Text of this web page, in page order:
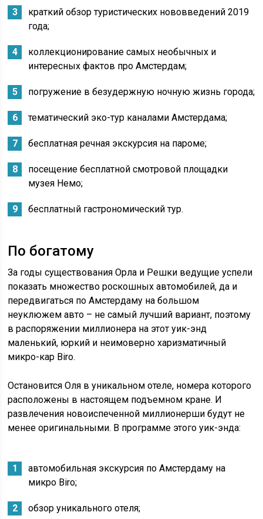
краткий обзор туристических нововведений 2019
года;
коллекционирование самых необычных и
интересных фактов про Амстердам;
погружение в безудержную ночную жизнь города;
тематический эко-тур каналами Амстердама;
бесплатная речная экскурсия на пароме;
посещение бесплатной смотровой площадки
музея Немо;
бесплатный гастрономический тур.
По богатому
За годы существования Орла и Решки ведущие успели
показать множество роскошных автомобилей, да и
передвигаться по Амстердаму на большом
неуклюжем авто – не самый лучший вариант, поэтому
в распоряжении миллионера на этот уик-энд
маленький, юркий и неимоверно харизматичный
микро-кар Biro.
Остановится Оля в уникальном отеле, номера которого
расположены в настоящем подъемном кране. И
развлечения новоиспеченной миллионерши будут не
менее оригинальными. В программе этого уик-энда:
автомобильная экскурсия по Амстердаму на
микро Biro;
обзор уникального отеля;